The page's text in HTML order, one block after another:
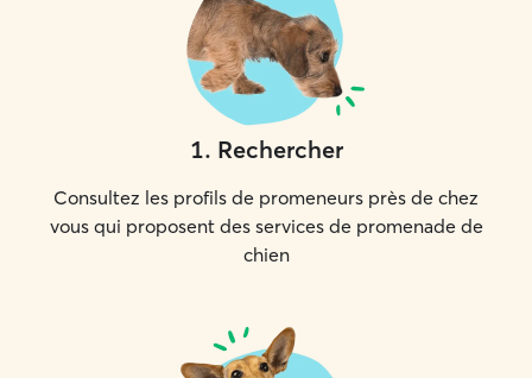
1. Rechercher
Consultez les profils de promeneurs près de chez
vous qui proposent des services de promenade de
chien